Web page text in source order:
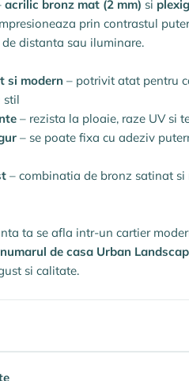
acrilic bronz mat (2 mm) si
prin contrastul
distanta sau iluminare.
si modern – potrivit atat pentru
stil
– rezista la ploaie, raze UV si
– se poate fixa cu adeziv
– combinatia de bronz satinat si
ta se afla intr-un cartier
numarul de casa Urban
si calitate.